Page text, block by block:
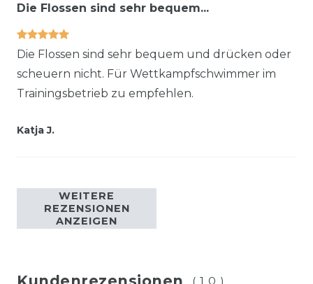
Die Flossen sind sehr bequem...
Die Flossen sind sehr bequem und drücken oder
scheuern nicht. Für Wettkampfschwimmer im
Trainingsbetrieb zu empfehlen.
Katja J.
WEITERE
REZENSIONEN
ANZEIGEN
(10)